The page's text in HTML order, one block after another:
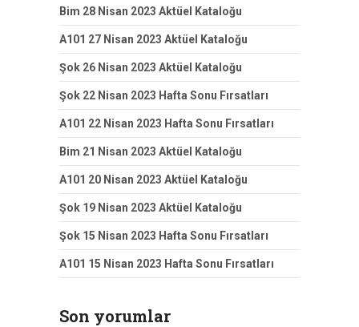
Bim 28 Nisan 2023 Aktüel Kataloğu
A101 27 Nisan 2023 Aktüel Kataloğu
Şok 26 Nisan 2023 Aktüel Kataloğu
Şok 22 Nisan 2023 Hafta Sonu Fırsatları
A101 22 Nisan 2023 Hafta Sonu Fırsatları
Bim 21 Nisan 2023 Aktüel Kataloğu
A101 20 Nisan 2023 Aktüel Kataloğu
Şok 19 Nisan 2023 Aktüel Kataloğu
Şok 15 Nisan 2023 Hafta Sonu Fırsatları
A101 15 Nisan 2023 Hafta Sonu Fırsatları
Son yorumlar